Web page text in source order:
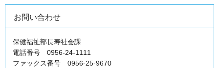
お問い合わせ
保健福祉部長寿社会課
電話番号 0956-24-1111
ファックス番号 0956-25-9670